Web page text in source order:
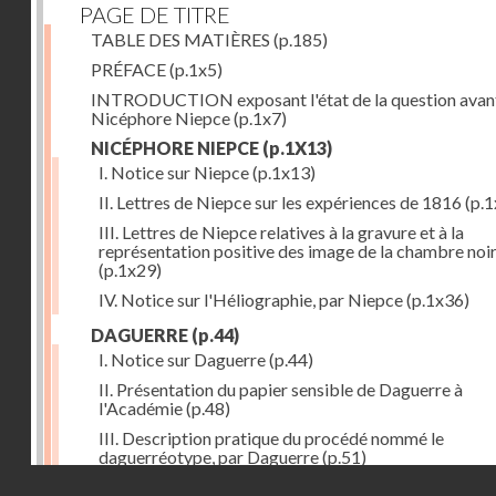
PAGE DE TITRE
TABLE DES MATIÈRES (p.185)
PRÉFACE(p.1x5)
INTRODUCTION exposant l'état de la question
Nicéphore Niepce(p.1x7)
NICÉPHORE NIEPCE (p.1X13)
I. Notice sur Niepce(p.1x13)
II. Lettres de Niepce sur les expériences de 1816
III. Lettres de Niepce relatives à la gravure et à la
représentation positive des image de la chambre
(p.1x29)
IV. Notice sur l'Héliographie, par Niepce(p.1x36)
DAGUERRE (p.44)
I. Notice sur Daguerre(p.44)
II. Présentation du papier sensible de Daguerre à
l'Académie(p.48)
III. Description pratique du procédé nommé le
daguerréotype, par Daguerre(p.51)